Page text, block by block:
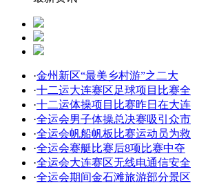
·金州新区“最美乡村游”之二大
·十二运大连赛区足球项目比赛全
·十二运体操项目比赛昨日在大连
·全运会男子体操总决赛吸引众市
·全运会帆船帆板比赛运动员为救
·全运会赛艇比赛后8项比赛中夺
·全运会大连赛区无线电通信安全
·全运会期间金石滩旅游部分景区